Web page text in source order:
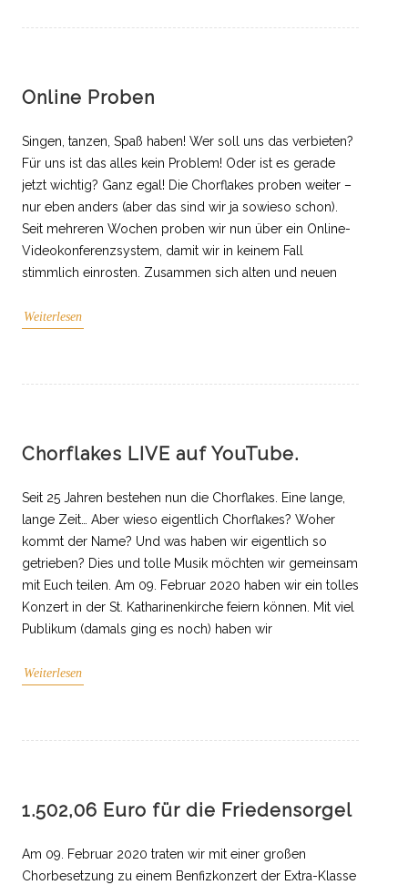
Online Proben
Singen, tanzen, Spaß haben! Wer soll uns das verbieten?
Für uns ist das alles kein Problem! Oder ist es gerade
jetzt wichtig? Ganz egal! Die Chorflakes proben weiter –
nur eben anders (aber das sind wir ja sowieso schon).
Seit mehreren Wochen proben wir nun über ein Online-
Videokonferenzsystem, damit wir in keinem Fall
stimmlich einrosten. Zusammen sich alten und neuen
Weiterlesen
Chorflakes LIVE auf YouTube.
Seit 25 Jahren bestehen nun die Chorflakes. Eine lange,
lange Zeit… Aber wieso eigentlich Chorflakes? Woher
kommt der Name? Und was haben wir eigentlich so
getrieben? Dies und tolle Musik möchten wir gemeinsam
mit Euch teilen. Am 09. Februar 2020 haben wir ein tolles
Konzert in der St. Katharinenkirche feiern können. Mit viel
Publikum (damals ging es noch) haben wir
Weiterlesen
1.502,06 Euro für die Friedensorgel
Am 09. Februar 2020 traten wir mit einer großen
Chorbesetzung zu einem Benfizkonzert der Extra-Klasse